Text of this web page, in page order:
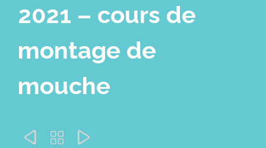
2021 – cours de
montage de
mouche
  